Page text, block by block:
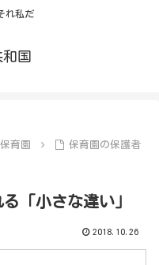
れ私だ
国
育園
保育園の保護者
「小さな違い」
2018.10.26